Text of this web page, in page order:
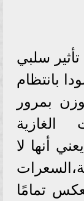
سلبي
بانتظام
بمرور
الغازية
أنها لا
تمامًا